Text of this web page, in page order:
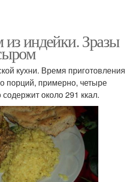
индейки. Зразы
кухни. Время приготовления
порций, примерно, четыре
около 291 ккал.